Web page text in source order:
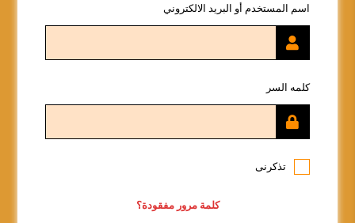
اسم المستخدم أو البريد الالكتروني
كلمه السر
تذكرنى
كلمة مرور مفقودة؟